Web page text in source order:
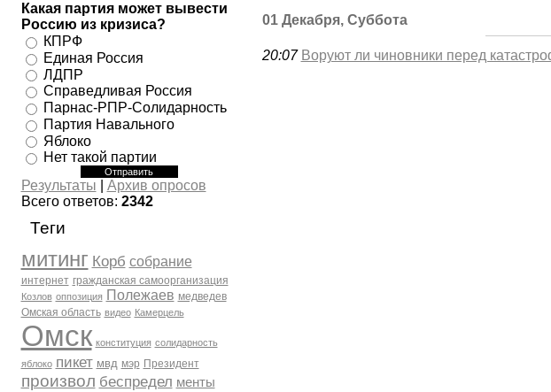
Какая партия может вывести
Россию из кризиса?
КПРФ
Единая Россия
ЛДПР
Справедливая Россия
Парнас-РПР-Солидарность
Партия Навального
Яблоко
Нет такой партии
Результаты
Архив опросов
Всего ответов: 2342
Теги
митинг Корб собрание
интернет гражданская самоорганизация
Козлов оппозиция Полежаев медведев
Омская область видео Камерцель
Омск конституция солидарность
яблоко пикет мвд мэр Президент
произвол беспредел менты
01 Декабря, Суббота
20:07 Воруют ли чиновники перед